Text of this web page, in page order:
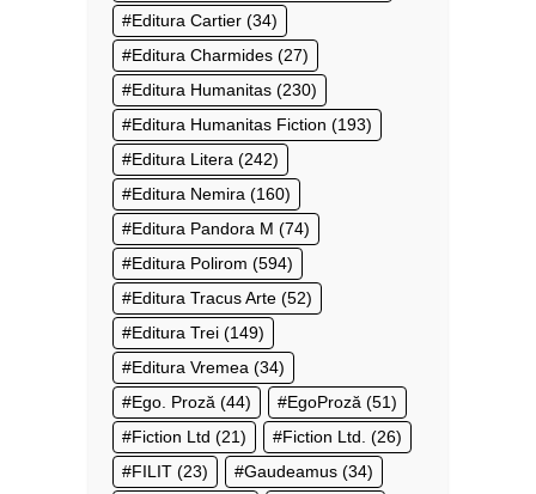
Editura Cartier (34)
Editura Charmides (27)
Editura Humanitas (230)
Editura Humanitas Fiction (193)
Editura Litera (242)
Editura Nemira (160)
Editura Pandora M (74)
Editura Polirom (594)
Editura Tracus Arte (52)
Editura Trei (149)
Editura Vremea (34)
Ego. Proză (44) EgoProză (51)
Fiction Ltd (21) Fiction Ltd. (26)
FILIT (23) Gaudeamus (34)